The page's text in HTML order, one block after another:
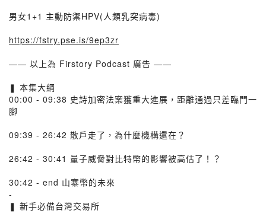
男女1+1 主動防禦HPV(人類乳突病毒)
https://fstry.pse.is/9ep3zr
—— 以上為 Firstory Podcast 廣告 ——
❚ 本集大綱
00:00 - 09:38 史詩加密法案獲重大進展，距離通過只差臨門一
腳
09:39 - 26:42 散戶走了，為什麼機構還在？
26:42 - 30:41 量子威脅對比特幣的影響被高估了！？
30:42 - end 山寨幣的未來
-
❚ 新手必備台灣交易所